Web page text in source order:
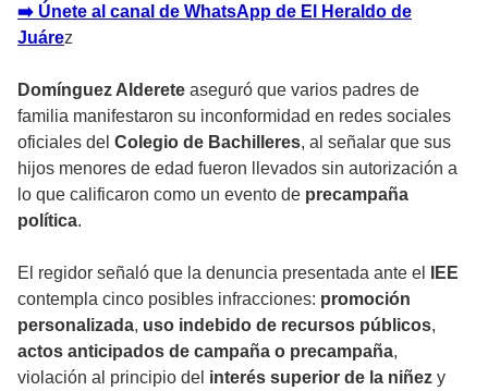
➡️ Únete al canal de WhatsApp de El Heraldo de
Juárez
Domínguez Alderete aseguró que varios padres de
familia manifestaron su inconformidad en redes sociales
oficiales del Colegio de Bachilleres, al señalar que sus
hijos menores de edad fueron llevados sin autorización a
lo que calificaron como un evento de precampaña
política.
El regidor señaló que la denuncia presentada ante el
IEE
contempla cinco posibles infracciones: promoción
personalizada, uso indebido de recursos públicos,
actos anticipados de campaña o precampaña,
violación al principio del interés superior de la niñez y